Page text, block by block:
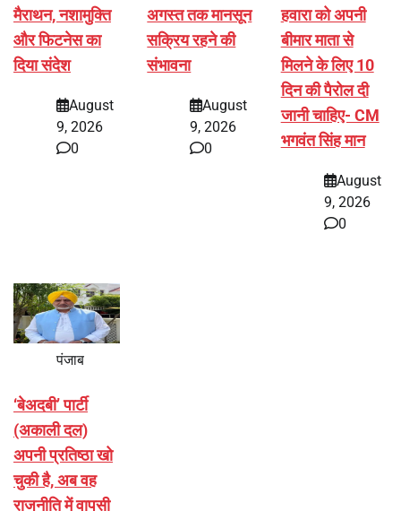
मैराथन, नशामुक्ति
और फिटनेस का
दिया संदेश
August
9, 2026
0
अगस्त तक मानसून
सक्रिय रहने की
संभावना
August
9, 2026
0
हवारा को अपनी
बीमार माता से
मिलने के लिए 10
दिन की पैरोल दी
जानी चाहिए- CM
भगवंत सिंह मान
August
9, 2026
0
पंजाब
‘बेअदबी’ पार्टी
(अकाली दल)
अपनी प्रतिष्ठा खो
चुकी है, अब वह
राजनीति में वापसी